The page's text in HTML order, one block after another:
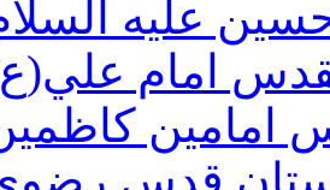
عليه
امام
امامين
قدس